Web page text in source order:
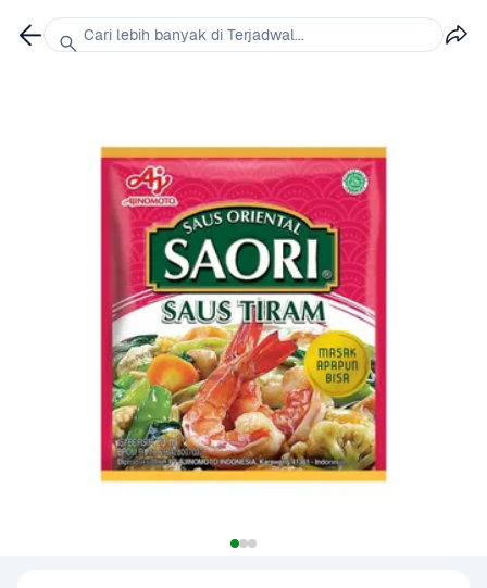
Cari lebih banyak di Terjadwal...